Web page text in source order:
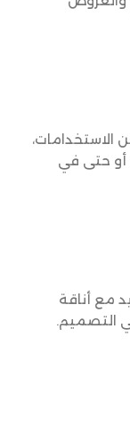
أو حتى في
مع أناقة
التصميم.